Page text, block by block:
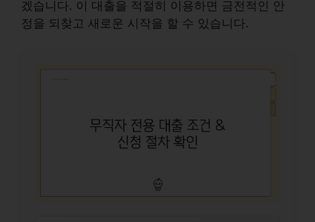
겠습니다. 이 대출을 적절히 이용하면 금전적인 안
정을 되찾고 새로운 시작을 할 수 있습니다.